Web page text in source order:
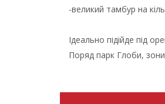
-великий тамбур на
Ідеально підійде під
Поряд парк Глоби, зони